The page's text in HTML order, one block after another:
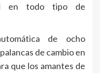
en todo tipo de
de ocho
de cambio en
que los amantes de